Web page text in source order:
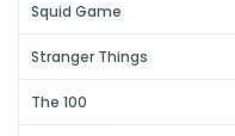
Squid Game
Stranger Things
The 100